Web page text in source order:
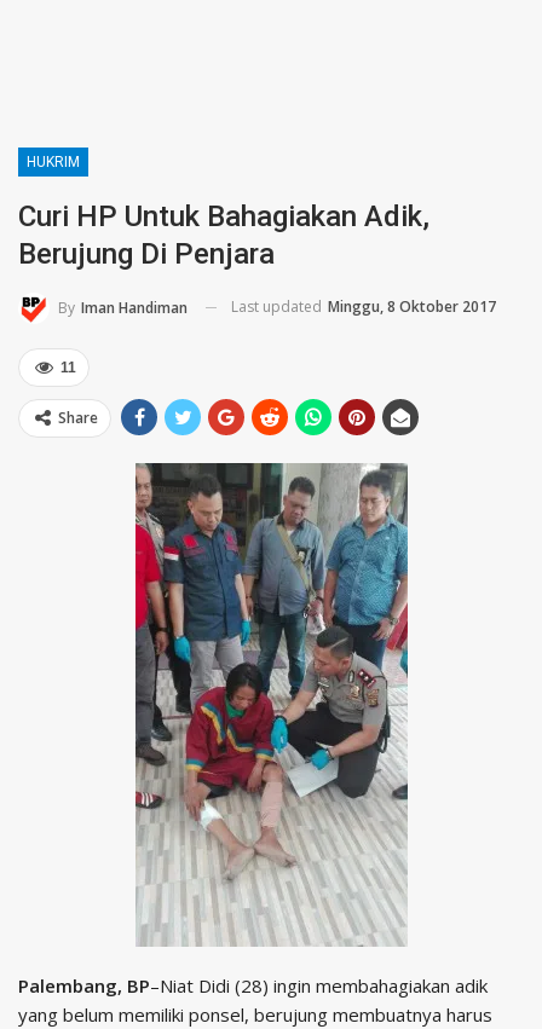
HUKRIM
Curi HP Untuk Bahagiakan Adik,
Berujung Di Penjara
By Iman Handiman Last updated Minggu, 8 Oktober 2017
11
Share
Palembang, BP–Niat Didi (28) ingin membahagiakan adik
yang belum memiliki ponsel, berujung membuatnya harus